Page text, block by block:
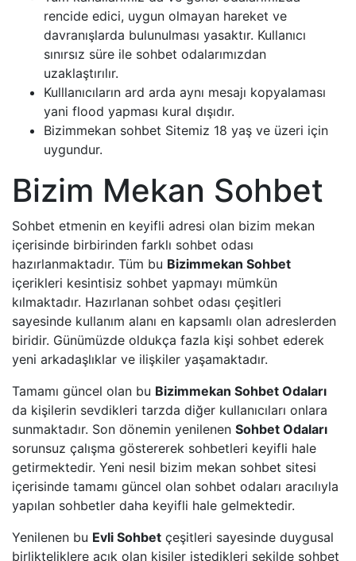
rencide edici, uygun olmayan hareket ve
davranışlarda bulunulması yasaktır. Kullanıcı
sınırsız süre ile sohbet odalarımızdan
uzaklaştırılır.
Kulllanıcıların ard arda aynı mesajı kopyalaması
yani flood yapması kural dışıdır.
Bizimmekan sohbet Sitemiz 18 yaş ve üzeri için
uygundur.
Bizim Mekan Sohbet
Sohbet etmenin en keyifli adresi olan bizim mekan
içerisinde birbirinden farklı sohbet odası
hazırlanmaktadır. Tüm bu Bizimmekan Sohbet
içerikleri kesintisiz sohbet yapmayı mümkün
kılmaktadır. Hazırlanan sohbet odası çeşitleri
sayesinde kullanım alanı en kapsamlı olan adreslerden
biridir. Günümüzde oldukça fazla kişi sohbet ederek
yeni arkadaşlıklar ve ilişkiler yaşamaktadır.
Tamamı güncel olan bu Bizimmekan Sohbet Odaları
da kişilerin sevdikleri tarzda diğer kullanıcıları onlara
sunmaktadır. Son dönemin yenilenen Sohbet Odaları
sorunsuz çalışma göstererek sohbetleri keyifli hale
getirmektedir. Yeni nesil bizim mekan sohbet sitesi
içerisinde tamamı güncel olan sohbet odaları aracılıyla
yapılan sohbetler daha keyifli hale gelmektedir.
Yenilenen bu Evli Sohbet çeşitleri sayesinde duygusal
birlikteliklere açık olan kişiler istedikleri şekilde sohbet